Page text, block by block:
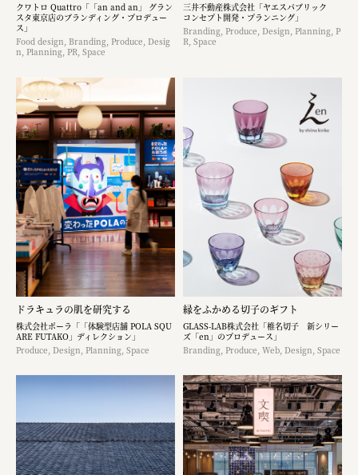
クワトロ Quattro「「an and an」 グラン
スタ東京店のブランディング・プロデュー
ス」
Food design, Branding, Produce, Desig
n, Planning, PR, Space
三井不動産株式会社「ヤエスパブリック
コンセプト開発・プランニング」
Branding, Produce, Design, Planning, P
R, Space
ドラキュラの肌を研究する
株式会社ポーラ「「体験型店舗 POLA SQU
ARE FUTAKO」ディレクション」
Produce, Design, Planning, Space
縁をふかめる切子のギフト
GLASS-LAB株式会社「椎名切子 新シリー
ズ「en」のプロデュース」
Branding, Produce, Web, Design, Space